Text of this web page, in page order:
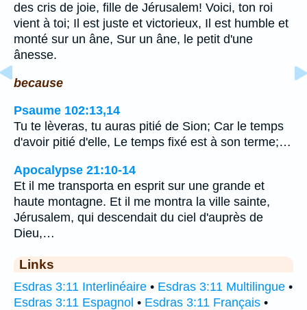
des cris de joie, fille de Jérusalem! Voici, ton roi
vient à toi; Il est juste et victorieux, Il est humble et
monté sur un âne, Sur un âne, le petit d'une
ânesse.
because
Psaume 102:13,14
Tu te lèveras, tu auras pitié de Sion; Car le temps
d'avoir pitié d'elle, Le temps fixé est à son terme;…
Apocalypse 21:10-14
Et il me transporta en esprit sur une grande et
haute montagne. Et il me montra la ville sainte,
Jérusalem, qui descendait du ciel d'auprès de
Dieu,…
Links
Esdras 3:11 Interlinéaire • Esdras 3:11 Multilingue •
Esdras 3:11 Espagnol • Esdras 3:11 Français •